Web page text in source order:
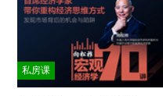
私房课